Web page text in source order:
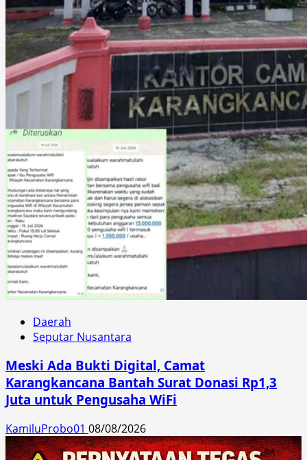
Daerah
Seputar Nusantara
Meski Ada Bukti Digital, Camat
Karangkancana Bantah Surat Donasi Rp1,3
Juta untuk Pengusaha WiFi
KamiluProbo01 08/08/2026